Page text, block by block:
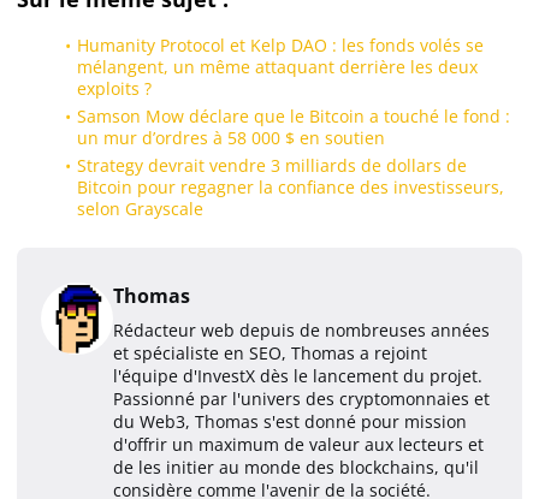
Humanity Protocol et Kelp DAO : les fonds volés se
mélangent, un même attaquant derrière les deux
exploits ?
Samson Mow déclare que le Bitcoin a touché le fond :
un mur d’ordres à 58 000 $ en soutien
Strategy devrait vendre 3 milliards de dollars de
Bitcoin pour regagner la confiance des investisseurs,
selon Grayscale
Thomas
Rédacteur web depuis de nombreuses années
et spécialiste en SEO, Thomas a rejoint
l'équipe d'InvestX dès le lancement du projet.
Passionné par l'univers des cryptomonnaies et
du Web3, Thomas s'est donné pour mission
d'offrir un maximum de valeur aux lecteurs et
de les initier au monde des blockchains, qu'il
considère comme l'avenir de la société.